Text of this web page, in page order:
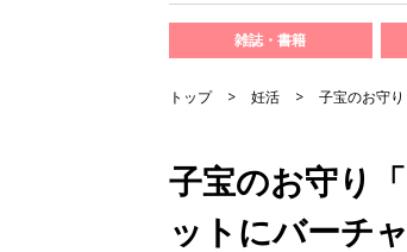
雑誌・書籍
トップ 妊活 子宝のお守
子宝のお守り
ットにバーチ